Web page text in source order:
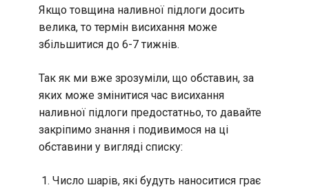
Якщо товщина наливної підлоги досить
велика, то термін висихання може
збільшитися до 6-7 тижнів.
Так як ми вже зрозуміли, що обставин, за
яких може змінитися час висихання
наливної підлоги предостатньо, то давайте
закріпимо знання і подивимося на ці
обставини у вигляді списку:
Число шарів, які будуть наноситися грає